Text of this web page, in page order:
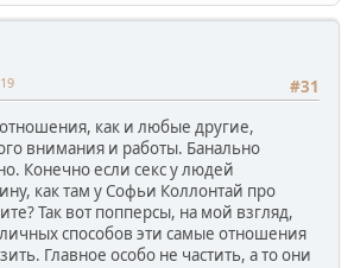
#31
как и любые другие,
внимания и работы. Банально
Конечно если секс у людей
как там у Софьи Коллонтай про
Так вот попперсы, на мой взгляд,
способов эти самые отношения
Главное особо не частить, а то они